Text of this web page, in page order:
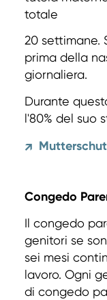
totale
20 settimane.
prima della
giornaliera.
Durante
l'80% del suo
↗
Congedo
Il congedo
genitori se
sei mesi
lavoro. Ogni
di congedo